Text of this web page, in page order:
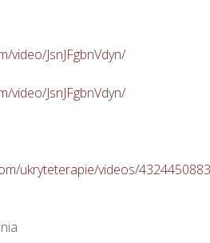
video/JsnJFgbnVdyn/
video/JsnJFgbnVdyn/
ukryteterapie/videos/